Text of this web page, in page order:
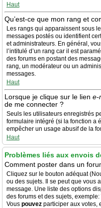
Haut
Qu’est-ce que mon rang et
Les rangs qui apparaissent sous
messages postés ou identifient
et administrateurs. En général,
l’intitulé d’un rang car il est
des forums en postant des
rang, un modérateur ou un
messages.
Haut
Lorsque je clique sur le lien e-
de me connecter ?
Seuls les utilisateurs enregistrés
formulaire intégré (si la fonction a
empêcher un usage abusif de la
Haut
Problèmes liés aux envois
Comment poster dans un
Cliquez sur le bouton adéquat
ou des sujets. Il se peut que vous
message. Une liste des options
des forums et des sujets, exemple:
Vous pouvez participer aux votes,